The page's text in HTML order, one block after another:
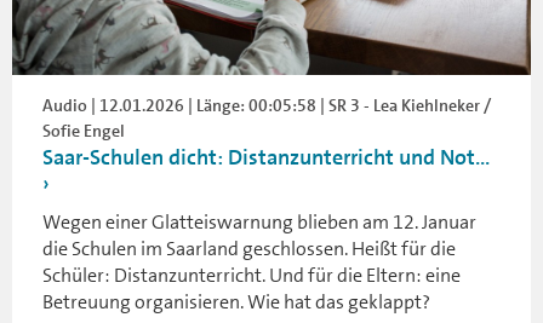
Audio | 12.01.2026 | Länge: 00:05:58 | SR 3 - Lea Kiehlneker /
Sofie Engel
Saar-Schulen dicht: Distanzunterricht und Not...
Wegen einer Glatteiswarnung blieben am 12. Januar
die Schulen im Saarland geschlossen. Heißt für die
Schüler: Distanzunterricht. Und für die Eltern: eine
Betreuung organisieren. Wie hat das geklappt?